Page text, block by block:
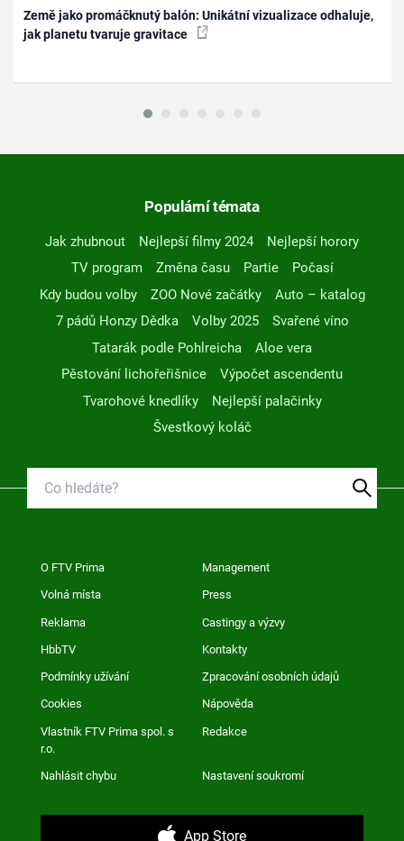
Země jako promáčknutý balón: Unikátní vizualizace odhaluje,
jak planetu tvaruje gravitace
Populární témata
Jak zhubnout Nejlepší filmy 2024
Nejlepší horory
TV program
Změna času Partie
Počasí
Kdy budou volby
ZOO Nové začátky
Auto – katalog
7 pádů Honzy Dědka
Volby 2025
Svařené víno
Tatarák podle Pohlreicha
Aloe vera
Pěstování lichořeřišnice
Výpočet ascendentu
Tvarohové knedlíky
Nejlepší palačinky
Švestkový koláč
O FTV Prima Management
Volná místa Press
Reklama Castingy a výzvy
HbbTV Kontakty
Podmínky užívání Zpracování osobních údajů
Cookies Nápověda
Vlastník FTV Prima spol. s
r.o.
Redakce
Nahlásit chybu Nastavení soukromí
App Store